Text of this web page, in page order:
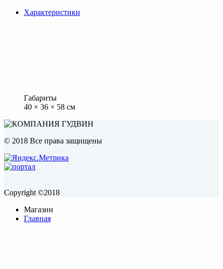
Характеристики
Габариты
40 × 36 × 58 см
© 2018 Все права защищены
Copyright ©2018
Магазин
Главная